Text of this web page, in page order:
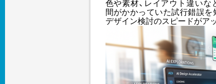
色や素材、レイアウト違いな
間がかかっていた試行錯誤を
デザイン検討のスピードがアッ